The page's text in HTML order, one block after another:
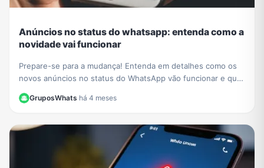
Anúncios no status do whatsapp: entenda como a
novidade vai funcionar
Prepare-se para a mudança! Entenda em detalhes como os
novos anúncios no status do WhatsApp vão funcionar e qual
GruposWhats·há 4 meses